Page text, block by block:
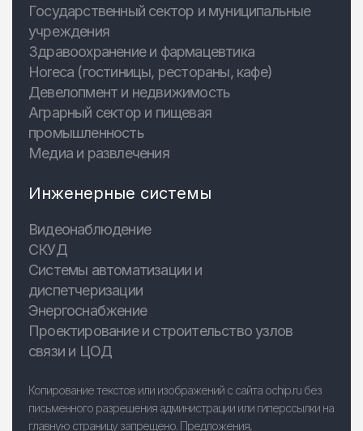
Государственный сектор и муниципальные
учреждения
Здравоохранение и фармацевтика
Horeca (гостиницы, рестораны, кафе)
Девелопмент и недвижимость
Аграрный сектор и пищевая
промышленность
Медиа и развлечения
Инженерные системы
Видеонаблюдение
СКУД
Системы автоматизации и
диспетчеризации
Энергоснабжение
Проектирование и строительство узлов
связи и ЦОД
Копирование текстов или изображений с сайта ochip.ru без
письменного разрешения администрации или гиперссылки на
главную страницу запрещено. Предложения,